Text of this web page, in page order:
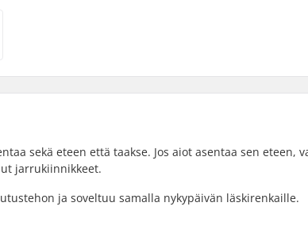
sekä eteen että taakse. Jos aiot asentaa sen eteen,
jarrukiinnikkeet.
ja soveltuu samalla nykypäivän läskirenkaille.